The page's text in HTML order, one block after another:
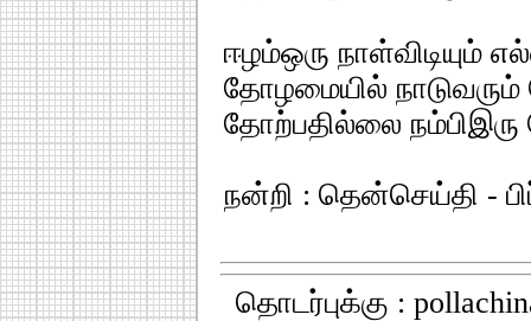
ஈழம்ஒரு நாள்விடியும்
தோழமையில்
தோற்பதில்லை நம்பிஇரு
நன்றி : தென்செய்தி -
தொடர்புக்கு :